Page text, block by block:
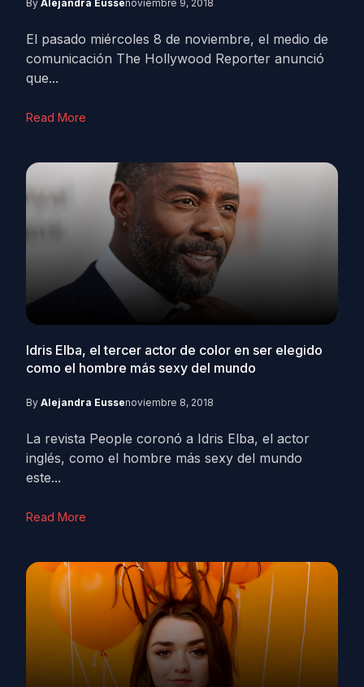
By Alejandra Eussenoviembre 9, 2018
El pasado miércoles 8 de noviembre, el medio de
comunicación The Hollywood Reporter anunció
que...
Read More
Idris Elba, el tercer actor de color en ser elegido
como el hombre más sexy del mundo
By Alejandra Eussenoviembre 8, 2018
La revista People coronó a Idris Elba, el actor
inglés, como el hombre más sexy del mundo
este...
Read More